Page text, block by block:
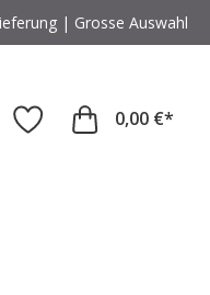
| Grosse Auswahl
0,00 €*